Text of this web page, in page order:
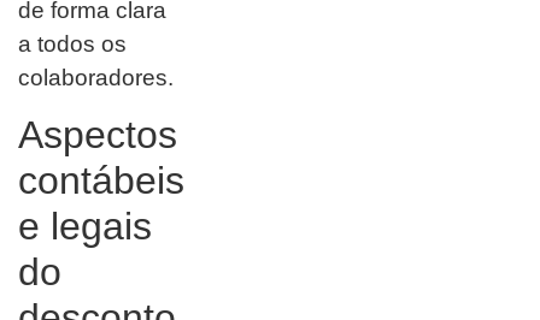
de forma clara
a todos os
colaboradores.
Aspectos
contábeis
e legais
do